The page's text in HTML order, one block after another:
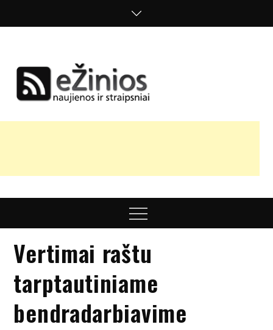
nuomonės
Menu
Vertimai raštu
tarptautiniame
bendradarbiavime